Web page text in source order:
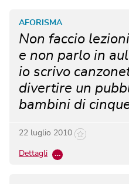
Non faccio
e non parlo in
io scrivo
divertire un
bambini di
AFORISMA
22 luglio 2010
Dettagli …